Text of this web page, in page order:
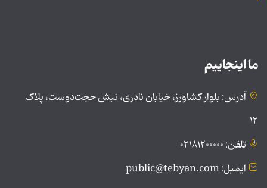
ما اینجاییم
آدرس: بلوار کشاورز، خیابان نادری، نبش حجت‌دوست، پلاک
۱۲
تلفن: ۰۲۱۸۱۲۰۰۰۰۰
ایمیل: public@tebyan.com